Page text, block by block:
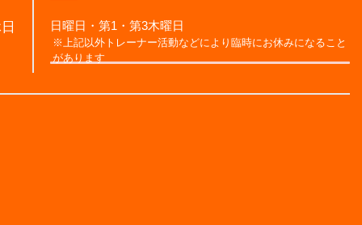
日曜日・第1・第3木曜日
※上記以外トレーナー活動などにより臨時にお休みになること
があります